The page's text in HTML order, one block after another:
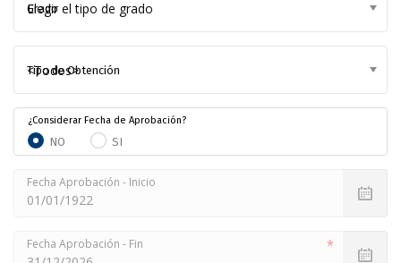
Grado
Tipo de Obtención
¿Considerar Fecha de Aprobación?
NO SI
Fecha Aprobación - Inicio
Fecha Aprobación - Fin